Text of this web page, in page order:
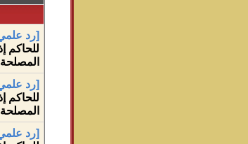
[رد
للحاكم
المصلحة
[رد
للحاكم
المصلحة
[رد